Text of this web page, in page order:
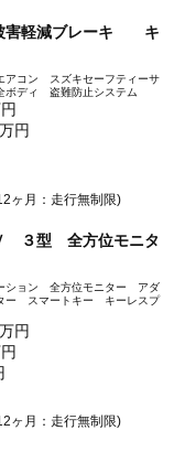
害軽減ブレーキ キ
コン スズキセーフティーサ
ディ 盗難防止システム
万円
ヶ月：走行無制限)
３型 全方位モニタ
ション 全方位モニター アダ
ー スマートキー キーレスプ
万円
ヶ月：走行無制限)